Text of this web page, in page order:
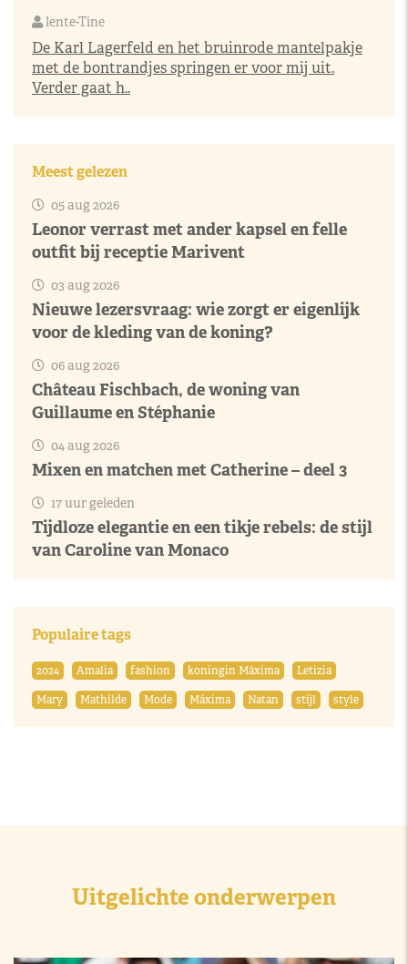
lente-Tine
De Karl Lagerfeld en het bruinrode mantelpakje
met de bontrandjes springen er voor mij uit.
Verder gaat h..
Meest gelezen
05 aug 2026
Leonor verrast met ander kapsel en felle
outfit bij receptie Marivent
03 aug 2026
Nieuwe lezersvraag: wie zorgt er eigenlijk
voor de kleding van de koning?
06 aug 2026
Château Fischbach, de woning van
Guillaume en Stéphanie
04 aug 2026
Mixen en matchen met Catherine – deel 3
17 uur geleden
Tijdloze elegantie en een tikje rebels: de stijl
van Caroline van Monaco
Populaire tags
2024 Amalia fashion koningin Máxima
Letizia
Mary
Mathilde Mode Máxima Natan stijl style
Uitgelichte onderwerpen